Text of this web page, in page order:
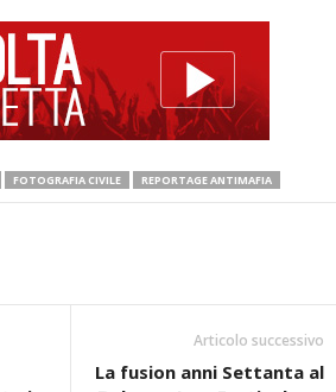
FOTOGRAFIA CIVILE REPORTAGE ANTIMAFIA
Articolo successivo
La fusion anni Settanta al